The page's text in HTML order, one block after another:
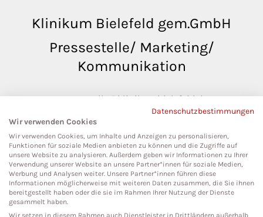
Klinikum Bielefeld gem.GmbH
Pressestelle/ Marketing/
Kommunikation
pressestelle@klinikumbielefeld.de
Teutoburger Str. 50
33604 Bielefeld
Social Media
Datenschutzbestimmungen
Wir verwenden Cookies
Wir verwenden Cookies, um Inhalte und Anzeigen zu personalisieren,
Funktionen für soziale Medien anbieten zu können und die Zugriffe auf
unsere Website zu analysieren. Außerdem geben wir Informationen zu Ihrer
Verwendung unserer Website an unsere Partner*innen für soziale Medien,
Werbung und Analysen weiter. Unsere Partner*innen führen diese
Informationen möglicherweise mit weiteren Daten zusammen, die Sie ihnen
bereitgestellt haben oder die sie im Rahmen Ihrer Nutzung der Dienste
gesammelt haben.
Wir setzen in diesem Rahmen auch Dienstleister in Drittländern außerhalb